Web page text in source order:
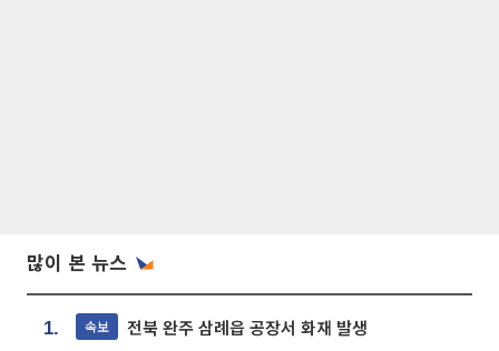
많이 본 뉴스
1. 속보 전북 완주 삼례읍 공장서 화재 발생